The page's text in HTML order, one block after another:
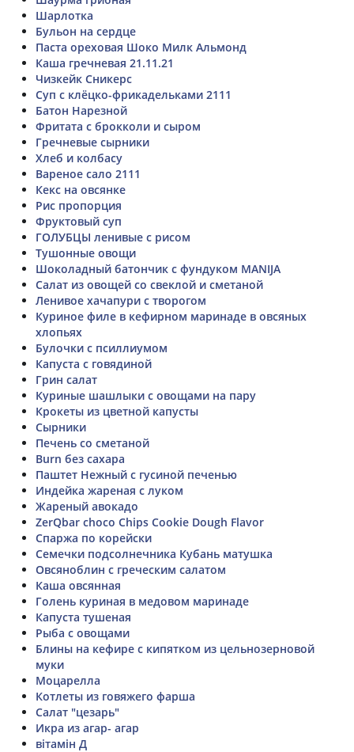
Шарлотка
Бульон на сердце
Паста ореховая Шоко Милк Альмонд
Каша гречневая 21.11.21
Чизкейк Сникерс
Суп с клёцко-фрикадельками 2111
Батон Нарезной
Фритата с брокколи и сыром
Гречневые сырники
Хлеб и колбасу
Вареное сало 2111
Кекс на овсянке
Рис пропорция
Фруктовый суп
ГОЛУБЦЫ ленивые с рисом
Тушонные овощи
Шоколадный батончик с фундуком MANIJA
Салат из овощей со свеклой и сметаной
Ленивое хачапури с творогом
Куриное филе в кефирном маринаде в овсяных
хлопьях
Булочки с псиллиумом
Капуста с говядиной
Грин салат
Куриные шашлыки с овощами на пару
Крокеты из цветной капусты
Сырники
Печень со сметаной
Burn без сахара
Паштет Нежный с гусиной печенью
Индейка жареная с луком
Жареный авокадо
ZerQbar choco Chips Cookie Dough Flavor
Спаржа по корейски
Семечки подсолнечника Кубань матушка
Овсяноблин с греческим салатом
Каша овсянная
Голень куриная в медовом маринаде
Капуста тушеная
Рыба с овощами
Блины на кефире с кипятком из цельнозерновой
муки
Моцарелла
Котлеты из говяжего фарша
Салат "цезарь"
Икра из агар- агар
вітамін Д